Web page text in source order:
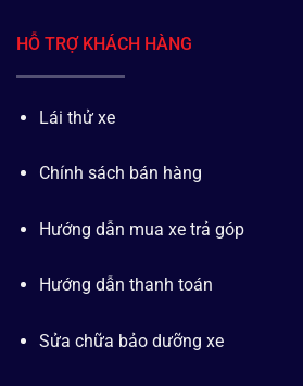
HỖ TRỢ KHÁCH HÀNG
Lái thử xe
Chính sách bán hàng
Hướng dẫn mua xe trả góp
Hướng dẫn thanh toán
Sửa chữa bảo dưỡng xe